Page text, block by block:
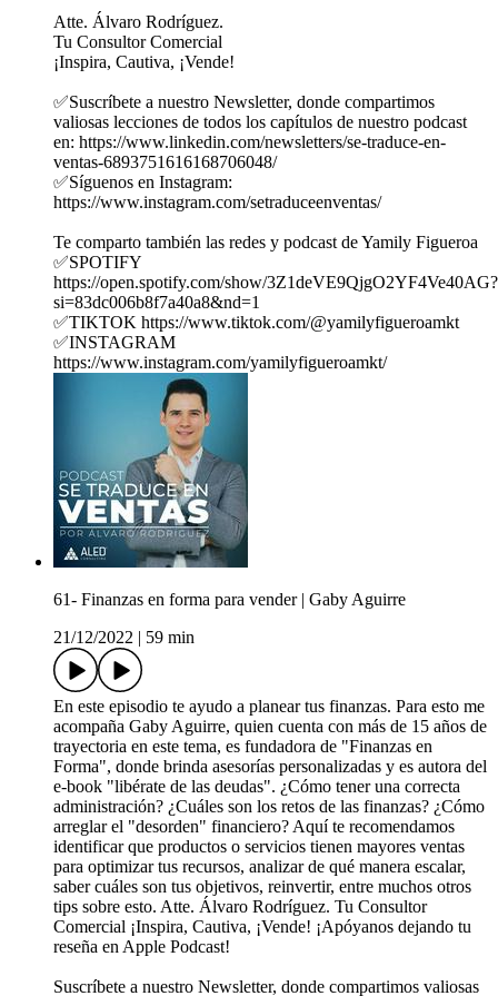
Atte. Álvaro Rodríguez.
Tu Consultor Comercial
¡Inspira, Cautiva, ¡Vende!
✅Suscríbete a nuestro Newsletter, donde compartimos
valiosas lecciones de todos los capítulos de nuestro podcast
en: https://www.linkedin.com/newsletters/se-traduce-en-
ventas-6893751616168706048/
✅Síguenos en Instagram:
https://www.instagram.com/setraduceenventas/
Te comparto también las redes y podcast de Yamily Figueroa
✅SPOTIFY
https://open.spotify.com/show/3Z1deVE9QjgO2YF4Ve40AG?
si=83dc006b8f7a40a8&nd=1
✅TIKTOK https://www.tiktok.com/@yamilyfigueroamkt
✅INSTAGRAM
https://www.instagram.com/yamilyfigueroamkt/
61- Finanzas en forma para vender | Gaby Aguirre
21/12/2022
59 min
En este episodio te ayudo a planear tus finanzas. Para esto me
acompaña Gaby Aguirre, quien cuenta con más de 15 años de
trayectoria en este tema, es fundadora de "Finanzas en
Forma", donde brinda asesorías personalizadas y es autora del
e-book "libérate de las deudas". ¿Cómo tener una correcta
administración? ¿Cuáles son los retos de las finanzas? ¿Cómo
arreglar el "desorden" financiero? Aquí te recomendamos
identificar que productos o servicios tienen mayores ventas
para optimizar tus recursos, analizar de qué manera escalar,
saber cuáles son tus objetivos, reinvertir, entre muchos otros
tips sobre esto. Atte. Álvaro Rodríguez. Tu Consultor
Comercial ¡Inspira, Cautiva, ¡Vende! ¡Apóyanos dejando tu
reseña en Apple Podcast!
Suscríbete a nuestro Newsletter, donde compartimos valiosas